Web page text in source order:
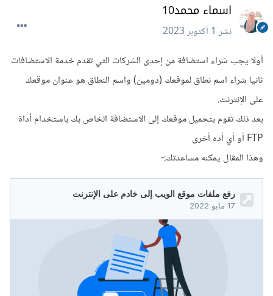
اسماء محمد10
نشر1 أكتوبر 2023
أولا يجب شراء استضافة من إحدى الشركات التي تقدم خدمة الاستضافات
ثانيا شراء اسم نطاق لموقعك (دومين) واسم النطاق هو عنوان موقعك
على الإنترنت.
بعد ذلك تقوم بتحميل موقعك إلى الاستضافة الخاص بك باستخدام أداة
FTP أو أي أده أخرى
وهذا المقال يمكنه مساعدتك:-